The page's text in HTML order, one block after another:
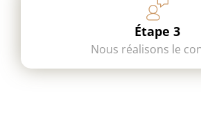
Étape 3
Nous réalisons le